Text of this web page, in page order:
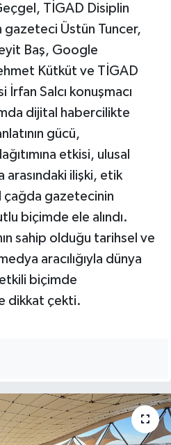
TİGAD Disiplin
gazeteci Üstün Tuncer,
Baş, Google
Kütküt ve TİGAD
İrfan Salcı konuşmacı
dijital habercilikte
gücü,
etkisi, ulusal
ilişki, etik
çağda gazetecinin
biçimde ele alındı.
sahip olduğu tarihsel ve
aracılığıyla dünya
biçimde
dikkat çekti.